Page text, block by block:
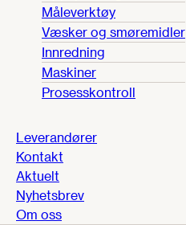
Måleverktøy
Væsker og smøremidler
Innredning
Maskiner
Prosesskontroll
Leverandører
Kontakt
Aktuelt
Nyhetsbrev
Om oss